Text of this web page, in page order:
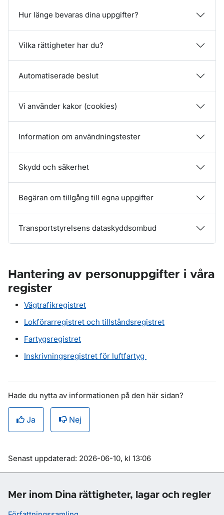
Hur länge bevaras dina uppgifter?
Vilka rättigheter har du?
Automatiserade beslut
Vi använder kakor (cookies)
Information om användningstester
Skydd och säkerhet
Begäran om tillgång till egna uppgifter
Transportstyrelsens dataskyddsombud
Hantering av personuppgifter i våra
register
Vägtrafikregistret
Lokförarregistret och tillståndsregistret
Fartygsregistret
Inskrivningsregistret för luftfartyg
Hade du nytta av informationen på den här sidan?
Ja Nej
Om sidan
Senast uppdaterad: 2026-06-10, kl 13:06
Mer inom Dina rättigheter, lagar och regler